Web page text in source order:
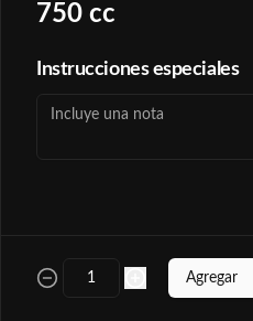
Antiguas reservas Merlot
Bestia Azul Rsva Cabernet
750 cc
Instrucciones especiales
Agregar